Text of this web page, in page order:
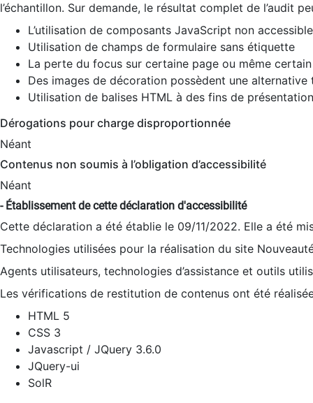
l’échantillon. Sur demande, le résultat complet de l’audit
L’utilisation de composants JavaScript non
Utilisation de champs de formulaire sans étiquette
La perte du focus sur certaine page ou même
Des images de décoration possèdent une alternative
Utilisation de balises HTML à des fins de
Dérogations pour charge disproportionnée
Néant
Contenus non soumis à l’obligation d’accessibilité
Néant
- Établissement de cette déclaration d'accessibilité
Cette déclaration a été établie le 09/11/2022. Elle a été
Technologies utilisées pour la réalisation du site
Agents utilisateurs, technologies d’assistance et outils
Les vérifications de restitution de contenus ont été
HTML 5
CSS 3
Javascript / JQuery 3.6.0
JQuery-ui
SolR